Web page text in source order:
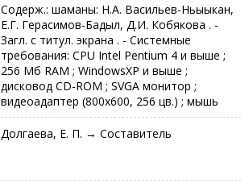
Содерж.: шаманы: Н.А. Васильев-Ньыыкан,
Е.Г. Герасимов-Бадыл, Д.И. Кобякова . -
Загл. с титул. экрана . - Системные
требования: CPU Intel Pentium 4 и выше ;
256 Мб RAM ; WindowsXP и выше ;
дисковод CD-ROM ; SVGA монитор ;
видеоадаптер (800х600, 256 цв.) ; мышь
Долгаева, Е. П. → Составитель